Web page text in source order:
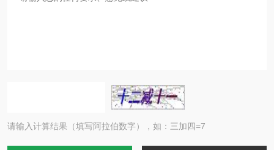
请输入计算结果（填写阿拉伯数字），如：三加四=7